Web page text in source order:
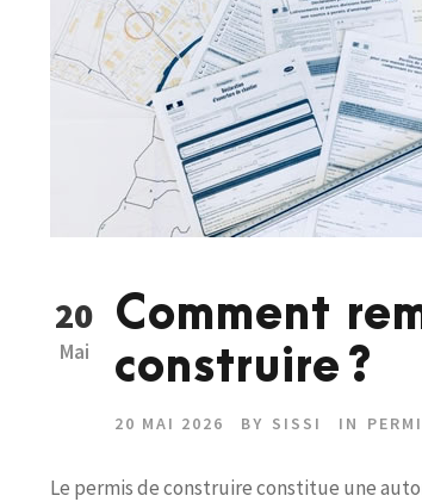
20
Mai
Comment
construire ?
20 MAI 2026 BY SISSI IN
Le permis de construire constitue une